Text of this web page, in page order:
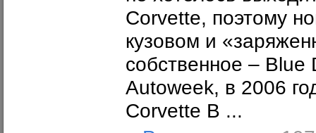
Corvette, поэтому
кузовом и
собственное –
Autoweek, в 2006
Corvette В ...